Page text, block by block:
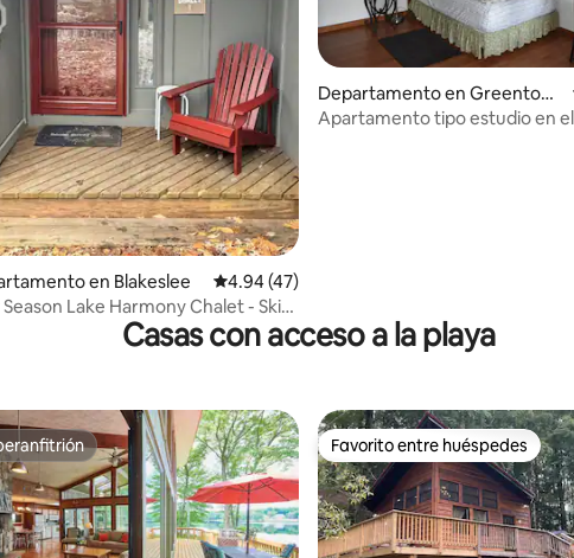
4.78 de 5; 157 evaluaciones
en Blakeslee Calificación promedio: 4.94 de 5; 47
4.94 (47)
Season Lake Harmony Chalet - Ski
Departamento en Greentow
n
Apartamento tipo estudio en
Casas con acceso a la playa
Favorito entre huéspedes
Favorito entre huéspedes